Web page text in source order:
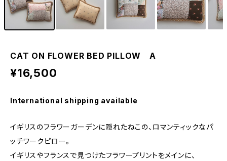
CAT ON FLOWER BED PILLOW A
¥16,500
International shipping available
イギリスのフラワーガーデンに隠れたねこの、ロマンティックなパ
ッチワークピロー。
イギリスやフランスで見つけたフラワープリントをメインに、